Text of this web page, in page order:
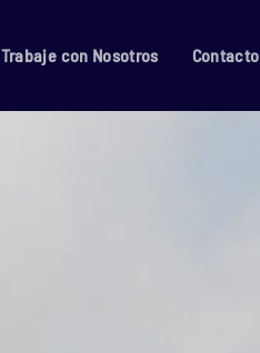
Trabaje con Nosotros Contacto